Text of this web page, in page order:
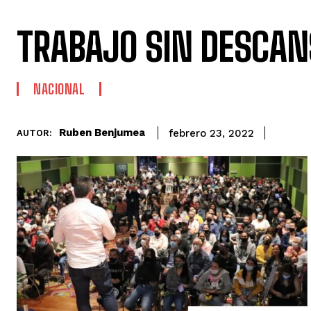
TRABAJO SIN
NACIONAL
AUTOR: Ruben Benjumea febrero 23, 2022